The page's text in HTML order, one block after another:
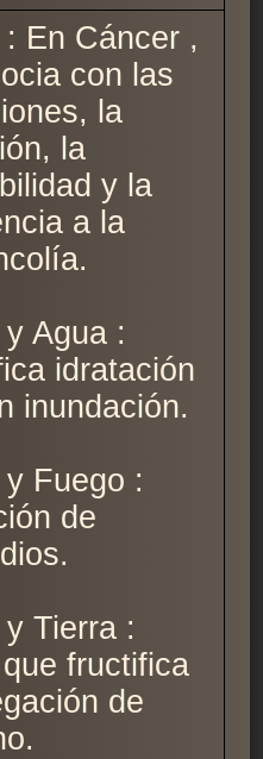
En Cáncer ,
con las
la
la
y la
a la
Agua :
idratación
inundación.
Fuego :
de
Tierra :
fructifica
de